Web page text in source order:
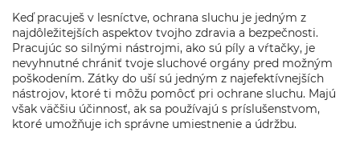
Keď pracuješ v lesníctve, ochrana sluchu je jedným z
najdôležitejších aspektov tvojho zdravia a bezpečnosti.
Pracujúc so silnými nástrojmi, ako sú píly a vŕtačky, je
nevyhnutné chrániť tvoje sluchové orgány pred možným
poškodením. Zátky do uší sú jedným z najefektívnejších
nástrojov, ktoré ti môžu pomôcť pri ochrane sluchu. Majú
však väčšiu účinnosť, ak sa používajú s príslušenstvom,
ktoré umožňuje ich správne umiestnenie a údržbu.